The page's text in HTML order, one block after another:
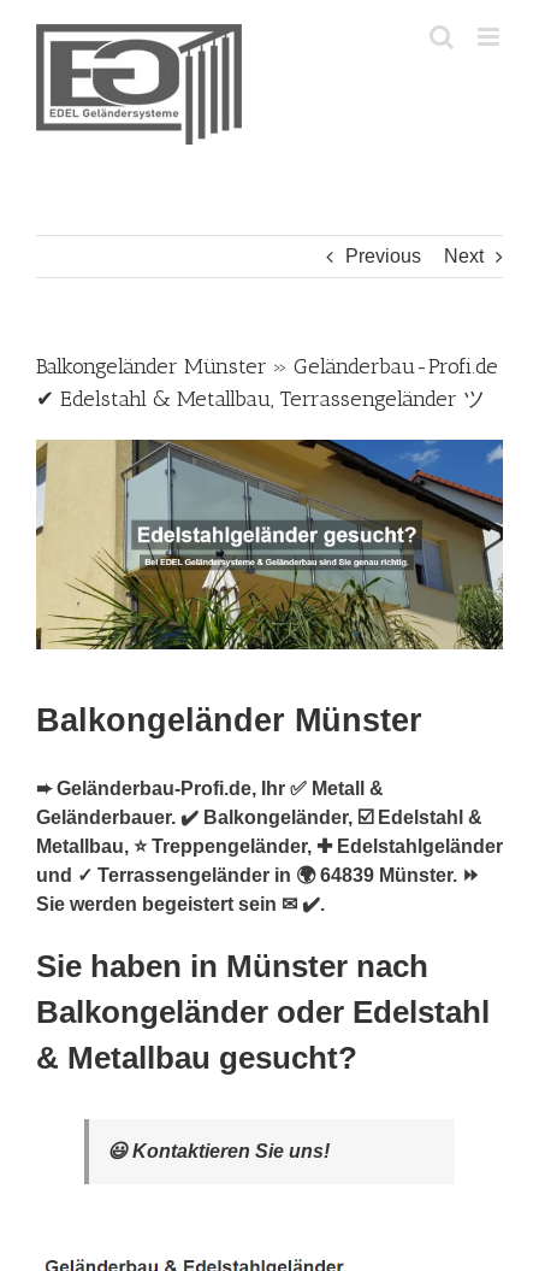
Previous Next
Balkongeländer Münster » Geländerbau-Profi.de
✔ Edelstahl & Metallbau, Terrassengeländer ツ
Balkongeländer Münster
➨ Geländerbau-Profi.de, Ihr ✅ Metall &
Geländerbauer. ✔️ Balkongeländer, ☑️ Edelstahl &
Metallbau, ⭐ Treppengeländer, ✚ Edelstahlgeländer
und ✓ Terrassengeländer in 🌍 64839 Münster. ⏩
Sie werden begeistert sein ✉ ✔️.
Sie haben in Münster nach
Balkongeländer oder Edelstahl
& Metallbau gesucht?
😃 Kontaktieren Sie uns!